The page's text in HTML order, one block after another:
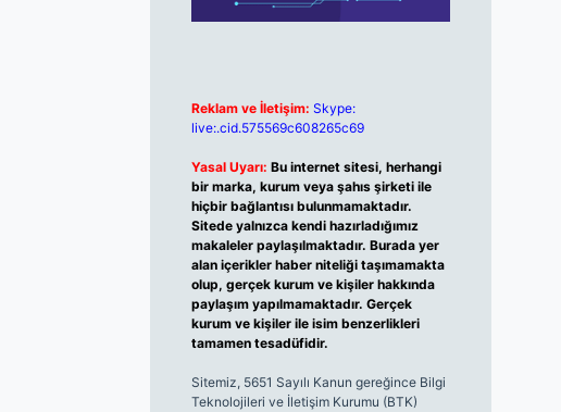
Reklam ve İletişim: Skype:
live:.cid.575569c608265c69
Yasal Uyarı: Bu internet sitesi, herhangi
bir marka, kurum veya şahıs şirketi ile
hiçbir bağlantısı bulunmamaktadır.
Sitede yalnızca kendi hazırladığımız
makaleler paylaşılmaktadır. Burada yer
alan içerikler haber niteliği taşımamakta
olup, gerçek kurum ve kişiler hakkında
paylaşım yapılmamaktadır. Gerçek
kurum ve kişiler ile isim benzerlikleri
tamamen tesadüfidir.
Sitemiz, 5651 Sayılı Kanun gereğince Bilgi
Teknolojileri ve İletişim Kurumu (BTK)